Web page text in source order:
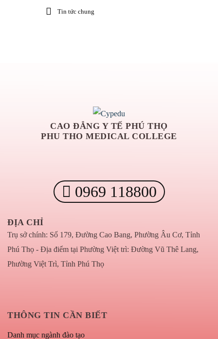
Tin tức chung
CAO ĐẲNG Y TẾ PHÚ THỌ
PHU THO MEDICAL COLLEGE
0969 118800
ĐỊA CHỈ
Trụ sở chính: Số 179, Đường Cao Bang, Phường Âu Cơ, Tỉnh
Phú Thọ - Địa điểm tại Phường Việt trì: Đường Vũ Thê Lang,
Phường Việt Trì, Tỉnh Phú Thọ
THÔNG TIN CẦN BIẾT
Danh mục ngành đào tạo